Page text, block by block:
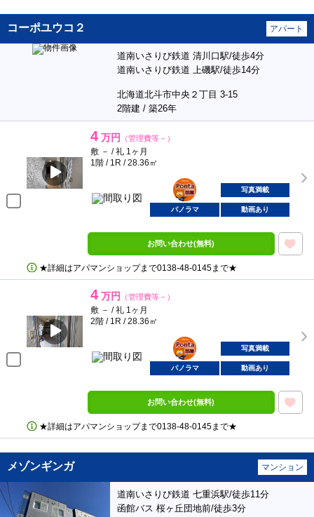
コーポユウコ２ アパート
道南いさりび鉄道 清川口駅/徒歩4分
道南いさりび鉄道 上磯駅/徒歩14分
北海道北斗市中央２丁目 3-15
2階建 / 築26年
4 万円 （管理費等－）
敷 － / 礼 1ヶ月
1階 / 1R / 28.36㎡
ポンタ
部屋
写真満載
パノラマ 動画あり
お問い合わせ(無料)
★詳細はアパマンショップまで0138‐48‐0145まで★
4 万円 （管理費等－）
敷 － / 礼 1ヶ月
2階 / 1R / 28.36㎡
ポンタ
部屋
写真満載
パノラマ 動画あり
お問い合わせ(無料)
★詳細はアパマンショップまで0138‐48‐0145まで★
メゾンギンガ マンション
道南いさりび鉄道 七重浜駅/徒歩11分
函館バス 桜ヶ丘団地前/徒歩3分